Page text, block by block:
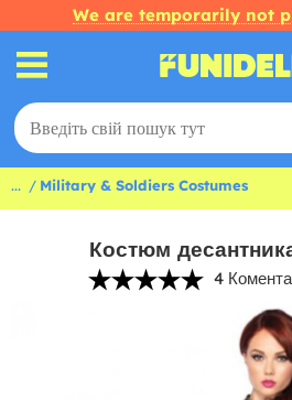
We are temporarily not
... Military & Soldiers Costumes
Костюм
4